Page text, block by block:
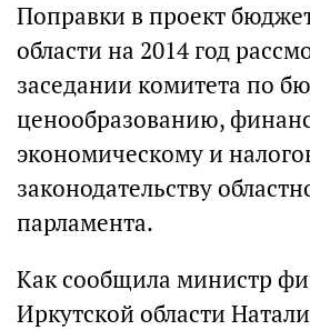
Поправки в проект
области на 2014 год
заседании комитета по
ценообразованию,
экономическому и
законодательству
парламента.
Как сообщила министр
Иркутской области